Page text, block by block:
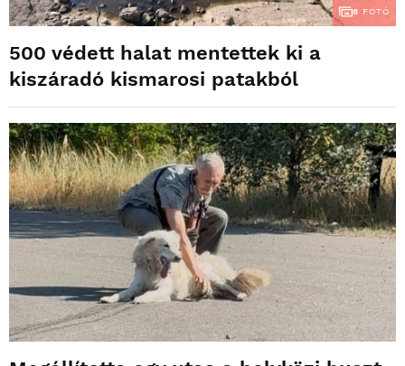
8 FOTÓ
500 védett halat mentettek ki a
kiszáradó kismarosi patakból